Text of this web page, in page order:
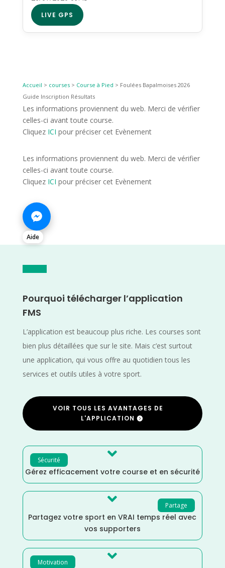
LIVE GPS
Accueil > courses> Course à Pied > Foulées Bapalmoises 2026
Guide Inscription Résultats
Les informations proviennent du web. Merci de vérifier
celles-ci avant toute course.
Cliquez ICI pour préciser cet Evènement
Les informations proviennent du web. Merci de vérifier
celles-ci avant toute course.
Cliquez ICI pour préciser cet Evènement
Aide
Pourquoi télécharger l’application
FMS
L’application est beaucoup plus riche. Les courses sont
bien plus détaillées que sur le site. Mais c’est surtout
une application, qui vous offre au quotidien tous les
services et outils utiles à votre sport.
VOIR TOUS LES AVANTAGES DE
L'APPLICATION
Sécurité 
Gérez efficacement votre course et en sécurité
Partage

Partagez votre sport en VRAI temps réel avec
vos supporters
Motivation 